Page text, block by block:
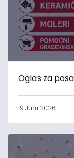
Oglas za
19 Juni 2026